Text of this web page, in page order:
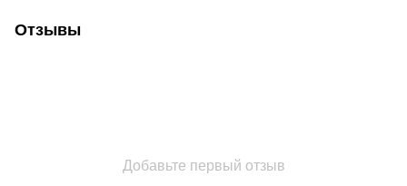
Отзывы
Добавьте первый отзыв